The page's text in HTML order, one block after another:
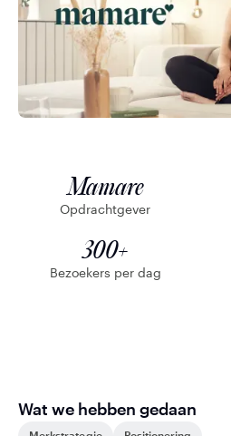
Mamare
Opdrachtgever
300+
Bezoekers per dag
Wat we hebben gedaan